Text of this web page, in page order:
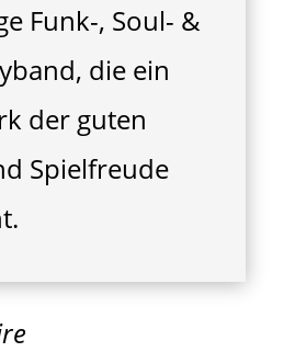
Funk-, Soul- &
die ein
der guten
Spielfreude